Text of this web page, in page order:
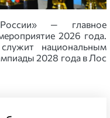
— главное
2026 года.
национальным
2028 года в Лос